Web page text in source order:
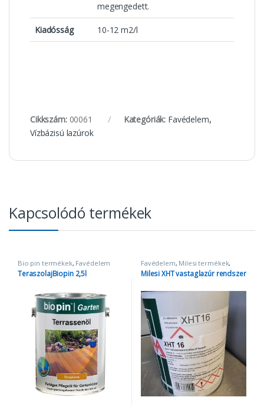
megengedett.
Kiadósság 10-12 m2/l
Cikkszám: 00061 Kategóriák: Favédelem,
Vízbázisú lazúrok
Kapcsolódó termékek
Bio pin termékek, Favédelem
TeraszolajBiopin 2,5l
Favédelem, Milesi termékek,
Vízbázisú lazúrok ,XHT Milesi
Milesi XHT vastaglazúr rendszer